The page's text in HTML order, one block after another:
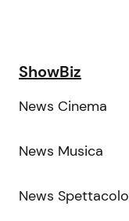
ShowBiz
News Cinema
News Musica
News Spettacolo